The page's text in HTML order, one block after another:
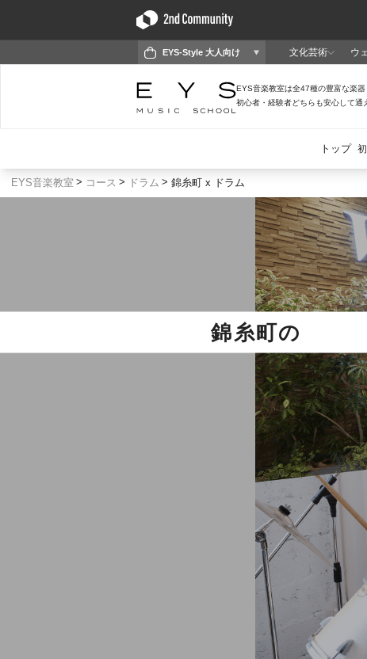
EYS音楽教室 コース ドラム 錦糸町 x ドラム
錦糸町の